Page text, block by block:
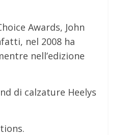
Awards, John
nel 2008 ha
nell’edizione
di calzature Heelys